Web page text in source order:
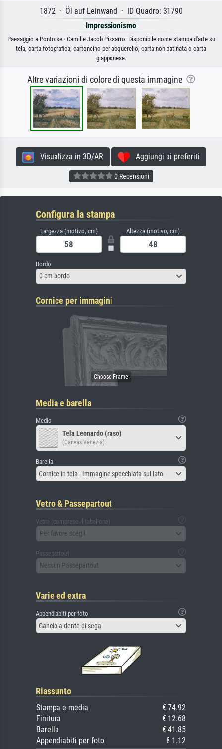
1872 · Öl auf Leinwand · ID Quadro: 31790
Impressionismo
Paesaggio a Pontoise · Camille Jacob Pissarro. Disponibile come stampa d'arte su
tela, carta fotografica, cartoncino per acquerello, carta non patinata o carta
giapponese.
Altre variazioni di colore di questa immagine
Visualizza in 3D/AR Aggiungi ai preferiti
0 Recensioni
Configura la stampa
Largezza (motivo, cm) Altezza (motivo, cm)
Bordo
0 cm bordo
Cornice per immagini
Media e barella
Medio
Tela Leonardo (raso)
(Canvas Venezia)
Barella
Cornice in tela - Immagine specchiata sul lato
Vetro & Passepartout
Vetro (compreso il tabellone)
Per favore scegli
Passepartout
Nessun Passepartout
Varie ed extra
Appendiabiti per foto
Gancio a dente di sega
Riassunto
Stampa e media
€ 74.92
Finitura
€ 12.68
Barella
€ 41.85
Appendiabiti per foto
€ 1.12